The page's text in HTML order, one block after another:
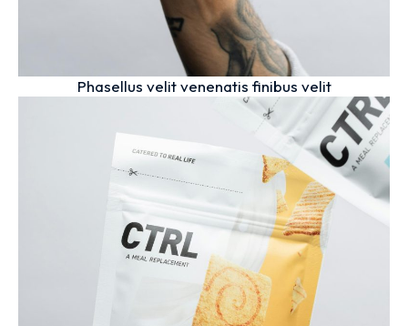
Phasellus velit venenatis finibus velit